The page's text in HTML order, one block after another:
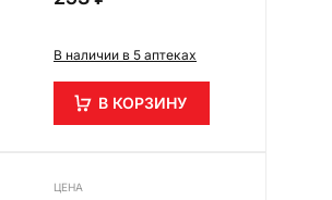
В наличии в 5 аптеках
В КОРЗИНУ
ЦЕНА